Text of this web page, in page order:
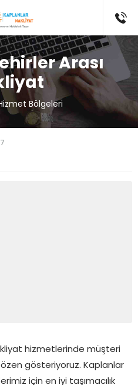
Arası
Bölgeleri
hizmetlerinde müşteri
gösteriyoruz. Kaplanlar
için en iyi taşımacılık